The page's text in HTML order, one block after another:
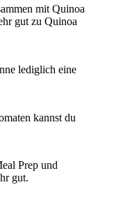
mit Quinoa
gut zu Quinoa
lediglich eine
kannst du
Prep und
gut.